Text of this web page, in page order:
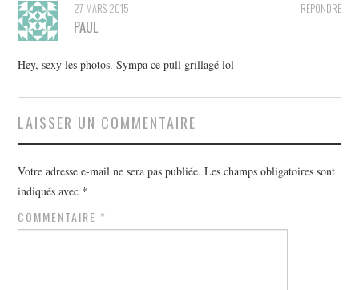
RÉPONDRE
27 MARS 2015
PAUL
Hey, sexy les photos. Sympa ce pull grillagé lol
LAISSER UN COMMENTAIRE
Votre adresse e-mail ne sera pas publiée. Les champs obligatoires sont
indiqués avec *
COMMENTAIRE *